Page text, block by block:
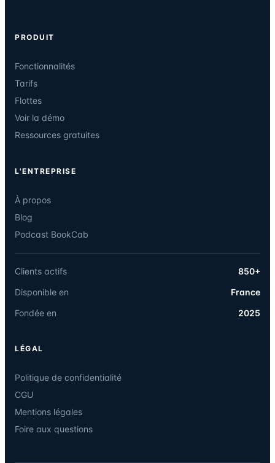
PRODUIT
Fonctionnalités
Tarifs
Flottes
Voir la démo
Ressources gratuites
LÉGAL
Politique de confidentialité
CGU
Mentions légales
Foire aux questions
L'ENTREPRISE
À propos
Blog
Podcast BookCab
Clients actifs
850+
Disponible en
France
Fondée en
2025